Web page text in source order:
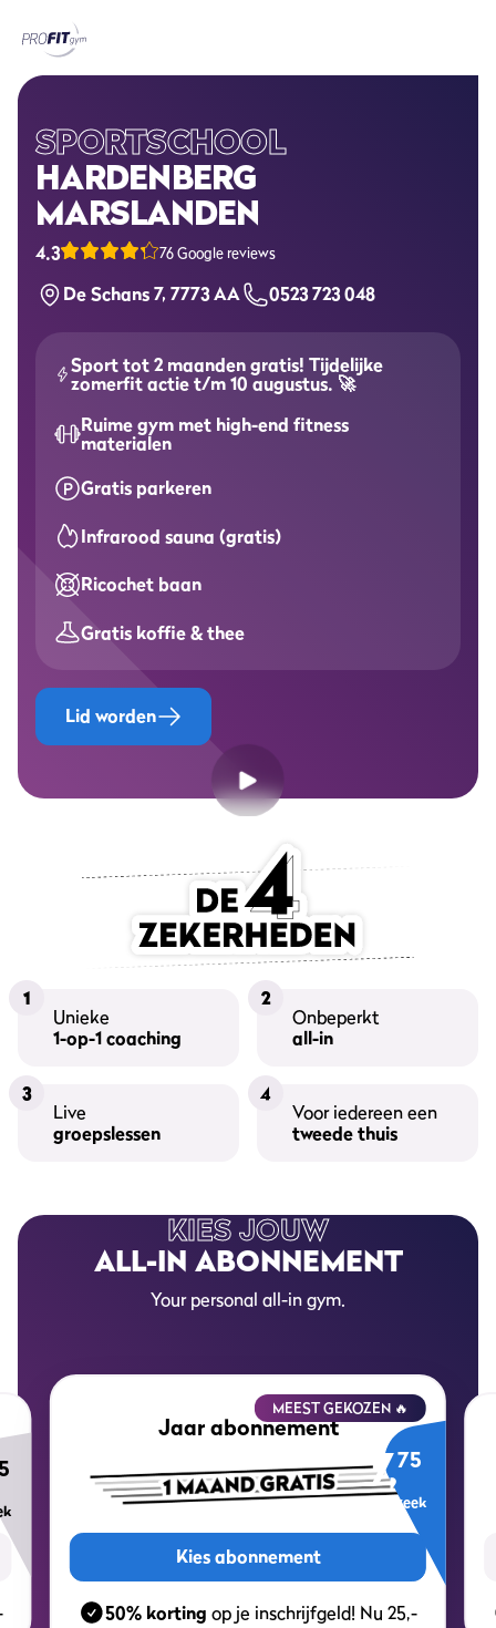
Abonnementen
Groepslessen
Lesrooster
Alle groepslessen
Waarom ProFit Gym
SPORTSCHOOL
HARDENBERG
MARSLANDEN
4.3 76 Google reviews
De Schans 7, 7773 AA 0523 723 048
Sport tot 2 maanden gratis! Tijdelijke
zomerfit actie t/m 10 augustus. 🚀
Ruime gym met high-end fitness
materialen
Gratis parkeren
Infrarood sauna (gratis)
Ricochet baan
Gratis koffie & thee
Lid worden
1
Unieke
1-op-1 coaching
2
Onbeperkt
all-in
3
Live
groepslessen
4
Voor iedereen een
tweede thuis
KIES JOUW
ALL-IN ABONNEMENT
Your personal all-in gym.
MEEST GEKOZEN 🔥
7,75
per week
Jaar abonnement
Kies abonnement
50% korting op je inschrijfgeld! Nu 25,-